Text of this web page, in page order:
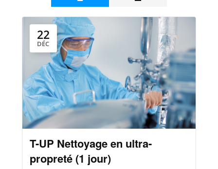
22
DÉC
T-UP Nettoyage en ultra-
propreté (1 jour)